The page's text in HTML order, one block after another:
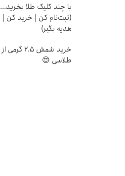
با چند کلیک طلا بخرید...
(ثبت‌نام کن | خرید کن |
هدیه بگیر)
خرید شمش 2.5 گرمی از
طلاسی 😍